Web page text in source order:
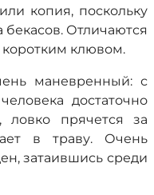
копия, поскольку
бекасов. Отличаются
клювом.
маневренный: с
достаточно
ловко прячется за
в траву. Очень
затаившись среди